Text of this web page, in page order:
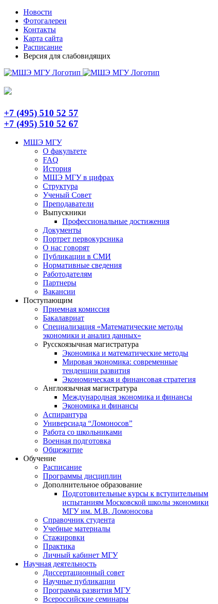
Skip
content
TelegramНовости
Фотогалереи
Контакты
Карта сайта
Расписание
Версия для слабовидящих
+7 (495) 510 52 57
+7 (495) 510 52 67
МШЭ МГУ
О факультете
FAQ
История
МШЭ МГУ в цифрах
Структура
Ученый Совет
Преподаватели
Выпускники
Профессиональные достижения
Документы
Портрет первокурсника
О нас говорят
Публикации в СМИ
Нормативные сведения
Работодателям
Партнеры
Вакансии
Поступающим
Приемная комиссия
Бакалавриат
Специализация «Математические методы
экономики и анализ данных»
Русскоязычная магистратура
Экономика и математические методы
Мировая экономика: современные
тенденции развития
Экономическая и финансовая стратегия
Англоязычная магистратура
Международная экономика и финансы
Экономика и финансы
Аспирантура
Универсиада “Ломоносов”
Работа со школьниками
Военная подготовка
Общежитие
Обучение
Расписание
Программы дисциплин
Дополнительное образование
Подготовительные курсы к вступительным
испытаниям Московской школы экономики
МГУ им. М.В. Ломоносова
Справочник студента
Учебные материалы
Стажировки
Практика
Личный кабинет МГУ
Научная деятельность
Диссертационный совет
Научные публикации
Программа развития МГУ
Всероссийские семинары